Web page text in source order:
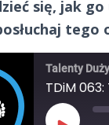
się, jak
tego
Talenty
TDiM